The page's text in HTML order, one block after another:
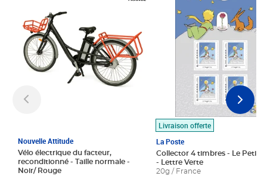
Nouvelle Attitude
Vélo électrique du facteur,
reconditionné - Taille normale -
Noir/ Rouge
Livraison offerte
La Poste
Collector 4 timbres - Le Petit
- Lettre Verte
20g / France